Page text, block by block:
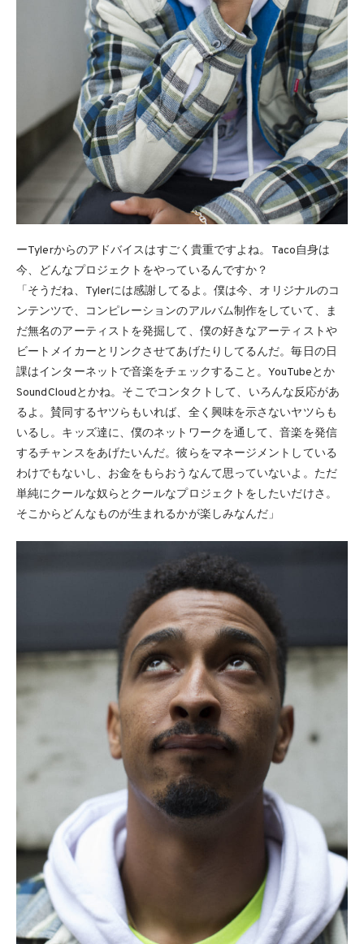
ーTylerからのアドバイスはすごく貴重ですよね。Taco自身は
今、どんなプロジェクトをやっているんですか？
「そうだね、Tylerには感謝してるよ。僕は今、オリジナルのコ
ンテンツで、コンピレーションのアルバム制作をしていて、ま
だ無名のアーティストを発掘して、僕の好きなアーティストや
ビートメイカーとリンクさせてあげたりしてるんだ。毎日の日
課はインターネットで音楽をチェックすること。YouTubeとか
SoundCloudとかね。そこでコンタクトして、いろんな反応があ
るよ。賛同するヤツらもいれば、全く興味を示さないヤツらも
いるし。キッズ達に、僕のネットワークを通して、音楽を発信
するチャンスをあげたいんだ。彼らをマネージメントしている
わけでもないし、お金をもらおうなんて思っていないよ。ただ
単純にクールな奴らとクールなプロジェクトをしたいだけさ。
そこからどんなものが生まれるかが楽しみなんだ」